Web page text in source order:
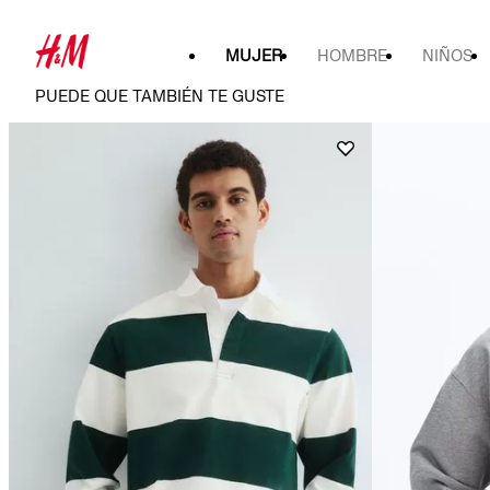
MUJER HOMBRE NIÑOS
PUEDE QUE TAMBIÉN TE GUSTE